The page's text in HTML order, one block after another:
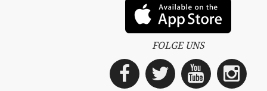
FOLGE UNS
Facebook
Twitter